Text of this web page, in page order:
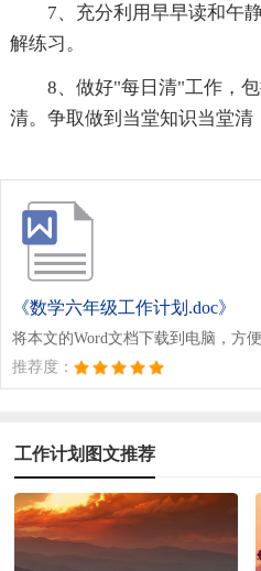
7、充分利用早早读和午
解练习。
8、做好"每日清"工作，
清。争取做到当堂知识当堂清
《数学六年级工作计划.doc》
将本文的Word文档下载到电脑，方
推荐度：
工作计划图文推荐